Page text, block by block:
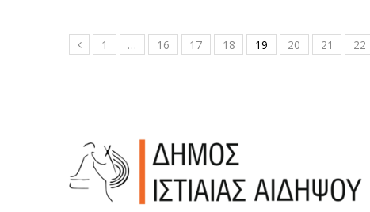
1 … 16 17 18 19 20 21 22